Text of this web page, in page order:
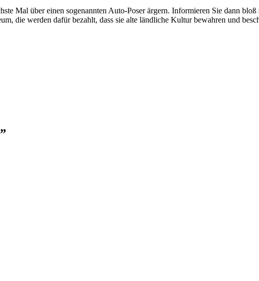
Mal über einen sogenannten Auto-Poser ärgern. Informieren Sie dann
die werden dafür bezahlt, dass sie alte ländliche Kultur bewahren und